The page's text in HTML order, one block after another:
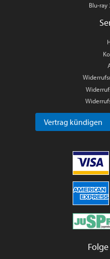
Blu-ray
Vertrag kündigen